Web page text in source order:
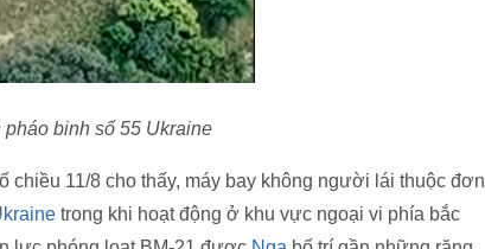
binh số 55 Ukraine
11/8 cho thấy, máy bay không người lái thuộc đơn
trong khi hoạt động ở khu vực ngoại vi phía bắc